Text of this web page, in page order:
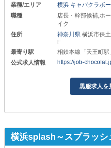
業種/エリア
横浜 キャバクラボ
職種
店長・幹部候補,ホ
イク
住所
神奈川県横浜市保
F
最寄り駅
相鉄本線「天王町
公式求人情報
https://job-
黒服求人を
横浜splash～スプラッシ